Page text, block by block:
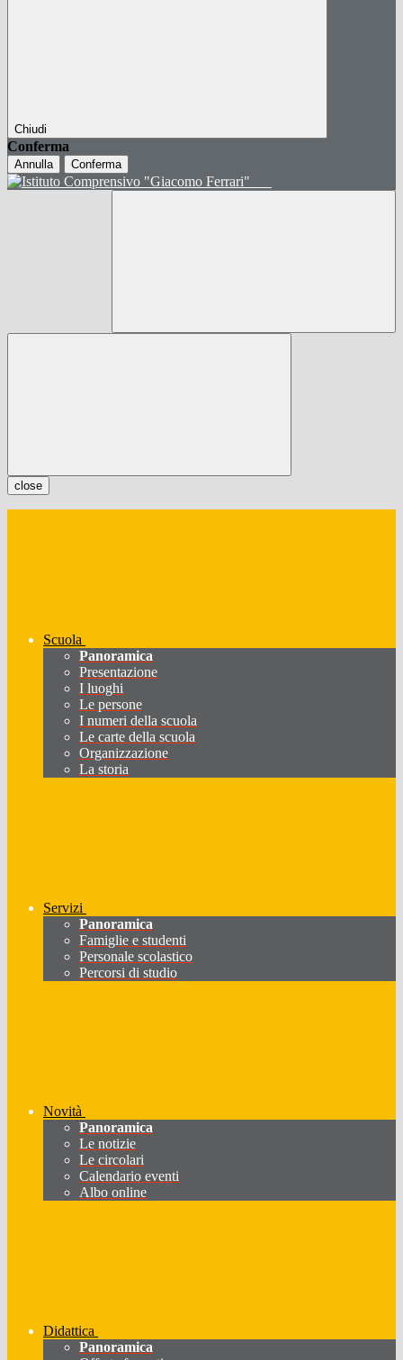
Chiudi
Conferma
Annulla Conferma
close
Scuola
Panoramica
Presentazione
I luoghi
Le persone
I numeri della scuola
Le carte della scuola
Organizzazione
La storia
Servizi
Panoramica
Famiglie e studenti
Personale scolastico
Percorsi di studio
Novità
Panoramica
Le notizie
Le circolari
Calendario eventi
Albo online
Didattica
Panoramica